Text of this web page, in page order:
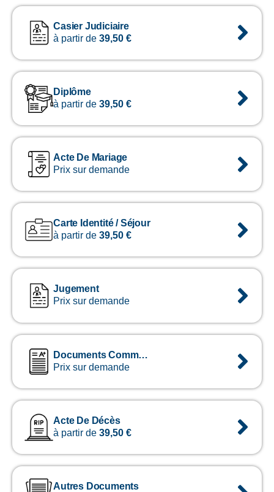
Casier Judiciaire
à partir de39,50€
Diplôme
à partir de39,50€
Acte De Mariage
Prix sur demande
Carte Identité / Séjour
à partir de39,50€
Jugement
Prix sur demande
Documents Commerciaux
Prix sur demande
Acte De Décès
à partir de39,50€
Autres Documents